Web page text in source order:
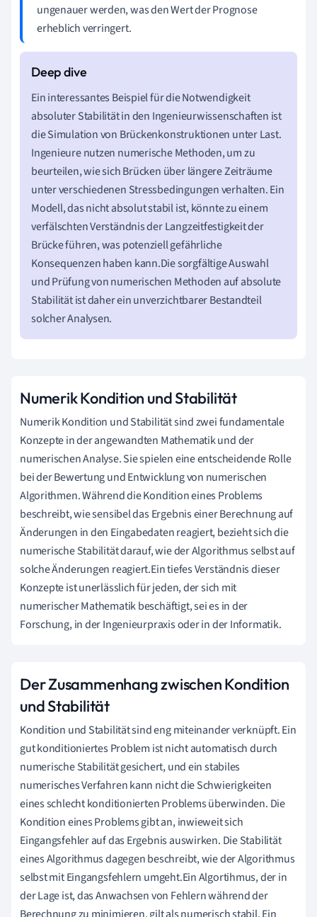
ungenauer werden, was den Wert der Prognose
erheblich verringert.
Ein interessantes Beispiel für die Notwendigkeit
absoluter Stabilität in den Ingenieurwissenschaften ist
die Simulation von Brückenkonstruktionen unter Last.
Ingenieure nutzen numerische Methoden, um zu
beurteilen, wie sich Brücken über längere Zeiträume
unter verschiedenen Stressbedingungen verhalten. Ein
Modell, das nicht absolut stabil ist, könnte zu einem
verfälschten Verständnis der Langzeitfestigkeit der
Brücke führen, was potenziell gefährliche
Konsequenzen haben kann.Die sorgfältige Auswahl
und Prüfung von numerischen Methoden auf absolute
Stabilität ist daher ein unverzichtbarer Bestandteil
solcher Analysen.
Numerik Kondition und Stabilität
Numerik Kondition und Stabilität sind zwei fundamentale
Konzepte in der angewandten Mathematik und der
numerischen Analyse. Sie spielen eine entscheidende Rolle
bei der Bewertung und Entwicklung von numerischen
Algorithmen. Während die Kondition eines Problems
beschreibt, wie sensibel das Ergebnis einer Berechnung auf
Änderungen in den Eingabedaten reagiert, bezieht sich die
numerische Stabilität darauf, wie der Algorithmus selbst auf
solche Änderungen reagiert.Ein tiefes Verständnis dieser
Konzepte ist unerlässlich für jeden, der sich mit
numerischer Mathematik beschäftigt, sei es in der
Forschung, in der Ingenieurpraxis oder in der Informatik.
Der Zusammenhang zwischen Kondition
und Stabilität
Kondition und Stabilität sind eng miteinander verknüpft. Ein
gut konditioniertes Problem ist nicht automatisch durch
numerische Stabilität gesichert, und ein stabiles
numerisches Verfahren kann nicht die Schwierigkeiten
eines schlecht konditionierten Problems überwinden. Die
Kondition eines Problems gibt an, inwieweit sich
Eingangsfehler auf das Ergebnis auswirken. Die Stabilität
eines Algorithmus dagegen beschreibt, wie der Algorithmus
selbst mit Eingangsfehlern umgeht.Ein Algortihmus, der in
der Lage ist, das Anwachsen von Fehlern während der
Berechnung zu minimieren, gilt als numerisch stabil. Ein